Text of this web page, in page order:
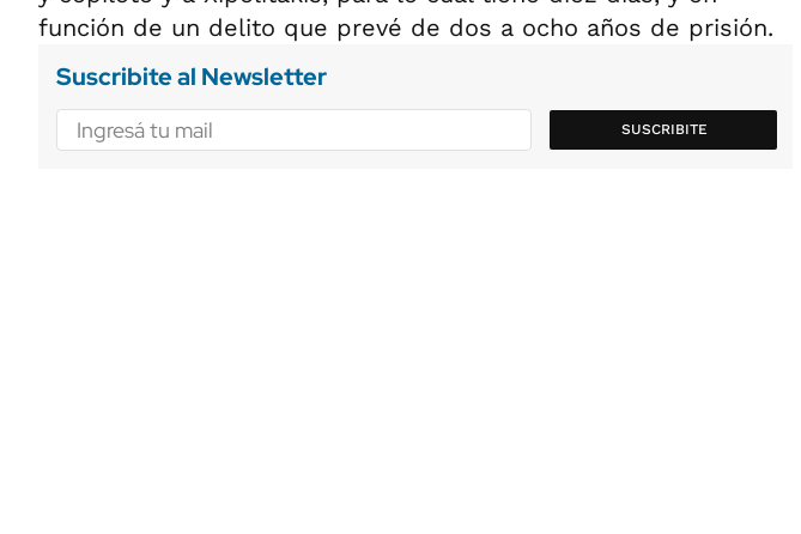
función de un delito que prevé de dos a ocho años de prisión.
Suscribite al Newsletter
SUSCRIBITE